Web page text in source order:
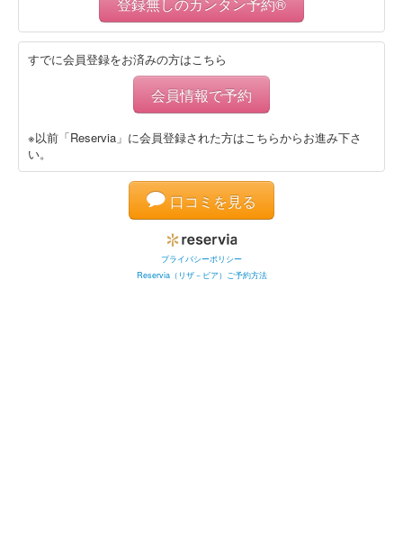
すでに会員登録をお済みの方はこちら
会員情報で予約
※以前「Reservia」に会員登録された方はこちらからお進み下さ
い。
口コミを見る
プライバシーポリシー
Reservia（リザ－ビア）ご予約方法